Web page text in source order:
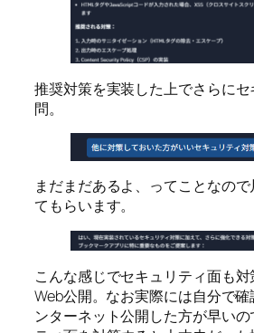
推奨対策を実装した上でさらに
問。
まだまだあるよ、ってことなの
てもらいます。
こんな感じでセキュリティ面も対
Web公開。なお実際には自分で
ンターネット公開した方が早い